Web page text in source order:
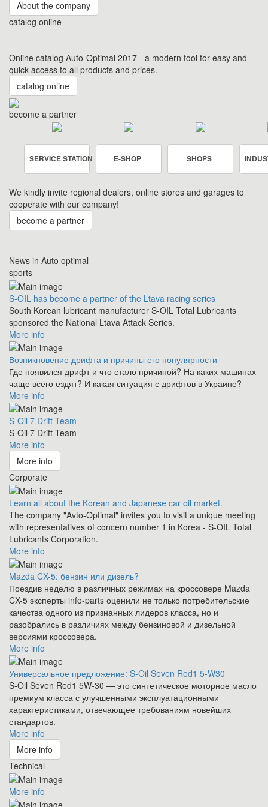
About the company
catalog online
Online catalog Auto-Optimal 2017 - a modern tool for easy and
quick access to all products and prices.
catalog online
become a partner
SERVICE STATION E-SHOP SHOPS
We kindly invite regional dealers, online stores and garages to
cooperate with our company!
become a partner
News in Auto optimal
sports
S-OIL has become a partner of the Ltava racing series
South Korean lubricant manufacturer S-OIL Total Lubricants
sponsored the National Ltava Attack Series.
More info
Возникновение дрифта и причины его популярности
Где появился дрифт и что стало причиной? На каких машинах
чаще всего ездят? И какая ситуация с дрифтов в Украине?
More info
S-Oil 7 Drift Team
S-Oil 7 Drift Team
More info
More info
Corporate
Learn all about the Korean and Japanese car oil market.
The company "Avto-Optimal" invites you to visit a unique meeting
with representatives of concern number 1 in Korea - S-OIL Total
Lubricants Corporation.
More info
Mazda CX-5: бензин или дизель?
Поездив неделю в различных режимах на кроссовере Mazda
CX-5 эксперты info-parts оценили не только потребительские
качества одного из признанных лидеров класса, но и
разобрались в различиях между бензиновой и дизельной
версиями кроссовера.
More info
Универсальное предложение: S-Oil Seven Red1 5-W30
S-Oil Seven Red1 5W-30 — это синтетическое моторное масло
премиум класса с улучшенными эксплуатационными
характеристиками, отвечающее требованиям новейших
стандартов.
More info
More info
Technical
More info